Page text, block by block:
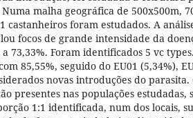
malha geográfica de 500x500m,
castanheiros foram estudados. A
focos de grande intensidade da
73,33%. Foram identificados 5 vc
85,55%, seguido do EU01 (5,34%),
novas introduções do
presentes nas populações estudadas,
1:1 identificada, num dos locais,